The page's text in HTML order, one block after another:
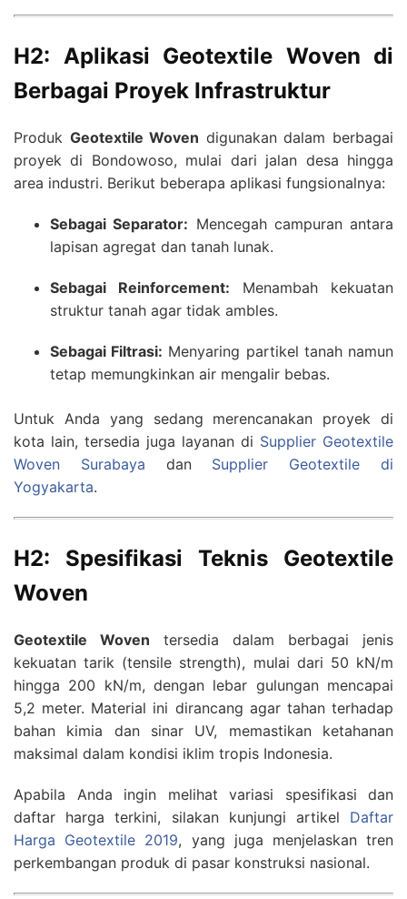
H2: Aplikasi Geotextile Woven di
Berbagai Proyek Infrastruktur
Produk Geotextile Woven digunakan dalam berbagai
proyek di Bondowoso, mulai dari jalan desa hingga
area industri. Berikut beberapa aplikasi fungsionalnya:
Sebagai Separator: Mencegah campuran antara
lapisan agregat dan tanah lunak.
Sebagai Reinforcement: Menambah kekuatan
struktur tanah agar tidak ambles.
Sebagai Filtrasi: Menyaring partikel tanah namun
tetap memungkinkan air mengalir bebas.
Untuk Anda yang sedang merencanakan proyek di
kota lain, tersedia juga layanan di Supplier Geotextile
Woven Surabaya dan Supplier Geotextile di
Yogyakarta.
H2: Spesifikasi Teknis Geotextile
Woven
Geotextile Woven tersedia dalam berbagai jenis
kekuatan tarik (tensile strength), mulai dari 50 kN/m
hingga 200 kN/m, dengan lebar gulungan mencapai
5,2 meter. Material ini dirancang agar tahan terhadap
bahan kimia dan sinar UV, memastikan ketahanan
maksimal dalam kondisi iklim tropis Indonesia.
Apabila Anda ingin melihat variasi spesifikasi dan
daftar harga terkini, silakan kunjungi artikel Daftar
Harga Geotextile 2019, yang juga menjelaskan tren
perkembangan produk di pasar konstruksi nasional.